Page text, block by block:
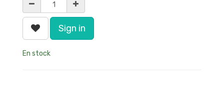
Sign in
En stock